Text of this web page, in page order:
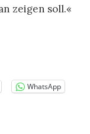
zeigen soll.«
WhatsApp